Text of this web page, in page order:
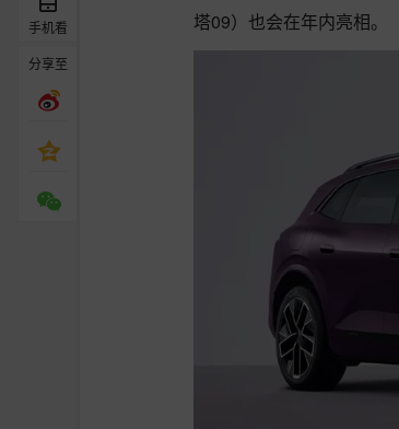
手机看
分享至
塔09）也会在年内亮相。